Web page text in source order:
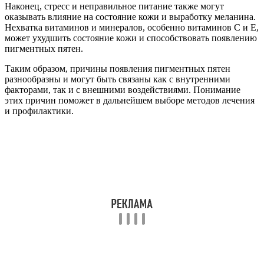
Наконец, стресс и неправильное питание также могут
оказывать влияние на состояние кожи и выработку меланина.
Нехватка витаминов и минералов, особенно витаминов C и E,
может ухудшить состояние кожи и способствовать появлению
пигментных пятен.
Таким образом, причины появления пигментных пятен
разнообразны и могут быть связаны как с внутренними
факторами, так и с внешними воздействиями. Понимание
этих причин поможет в дальнейшем выборе методов лечения
и профилактики.